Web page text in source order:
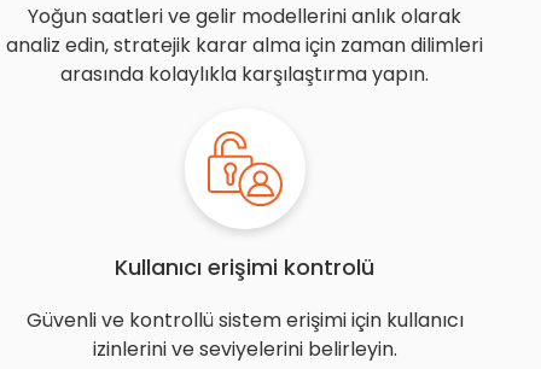
Yoğun saatleri ve gelir modellerini anlık olarak
analiz edin, stratejik karar alma için zaman dilimleri
arasında kolaylıkla karşılaştırma yapın.
Kullanıcı erişimi kontrolü
Güvenli ve kontrollü sistem erişimi için kullanıcı
izinlerini ve seviyelerini belirleyin.